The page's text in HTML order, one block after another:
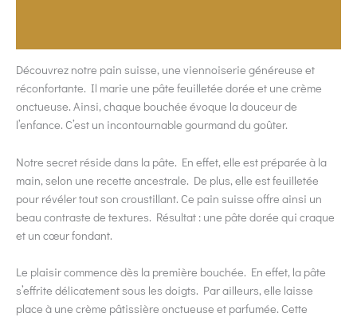
Découvrez notre pain suisse, une viennoiserie généreuse et
réconfortante. Il marie une pâte feuilletée dorée et une crème
onctueuse. Ainsi, chaque bouchée évoque la douceur de
l’enfance. C’est un incontournable gourmand du goûter.
Notre secret réside dans la pâte. En effet, elle est préparée à la
main, selon une recette ancestrale. De plus, elle est feuilletée
pour révéler tout son croustillant. Ce pain suisse offre ainsi un
beau contraste de textures. Résultat : une pâte dorée qui craque
et un cœur fondant.
Le plaisir commence dès la première bouchée. En effet, la pâte
s’effrite délicatement sous les doigts. Par ailleurs, elle laisse
place à une crème pâtissière onctueuse et parfumée. Cette